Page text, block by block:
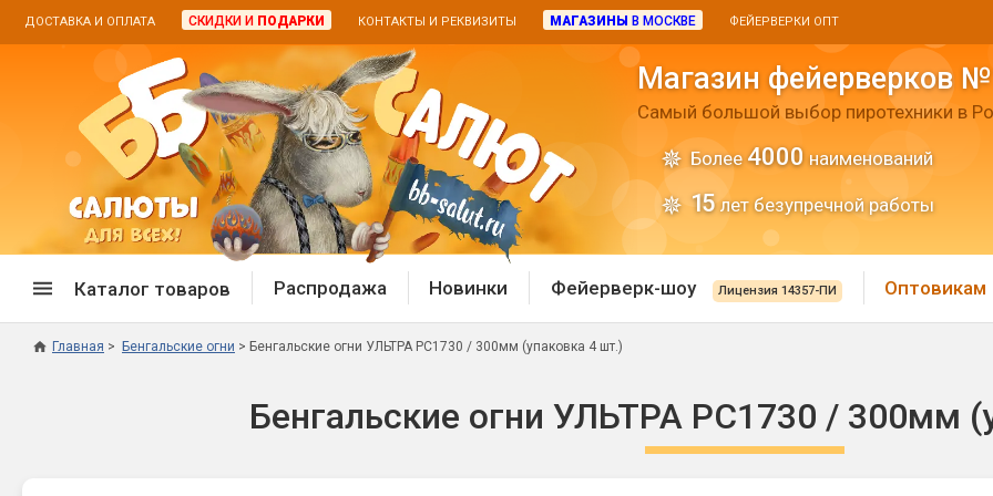
ДОСТАВКА И ОПЛАТА СКИДКИ И ПОДАРКИ КОНТАКТЫ И РЕКВИЗИТЫ МАГАЗИНЫ В МОСКВЕ ФЕЙЕРВЕРКИ ОПТ
Магазин фейерверков
Самый большой выбор пиротехники в
Более 4000 наименований
15 лет безупречной работы
Каталог товаров
Распродажа фейерверков
Дневные батареи
Хлопушки и
Распродажа Новинки Фейерверк-шоу Лицензия 14357-ПИ Оптовикам
Главная Бенгальские огни Бенгальские огни УЛЬТРА РС1730 / 300мм (упаковка 4 шт.)
Бенгальские огни УЛЬТРА РС1730 / 300мм